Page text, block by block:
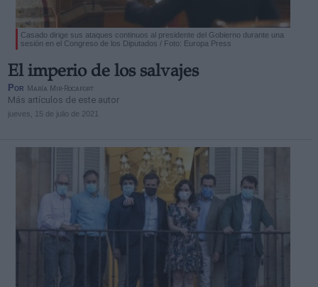
Casado dirige sus ataques continuos al presidente del Gobierno durante una
sesión en el Congreso de los Diputados / Foto: Europa Press
El imperio de los salvajes
Por María Mir-Rocafort
Más artículos de este autor
jueves, 15 de julio de 2021